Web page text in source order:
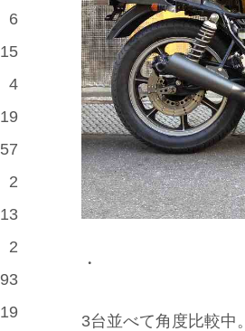
・
3台並べて角度比較中。
6
15
4
19
57
2
13
2
93
19